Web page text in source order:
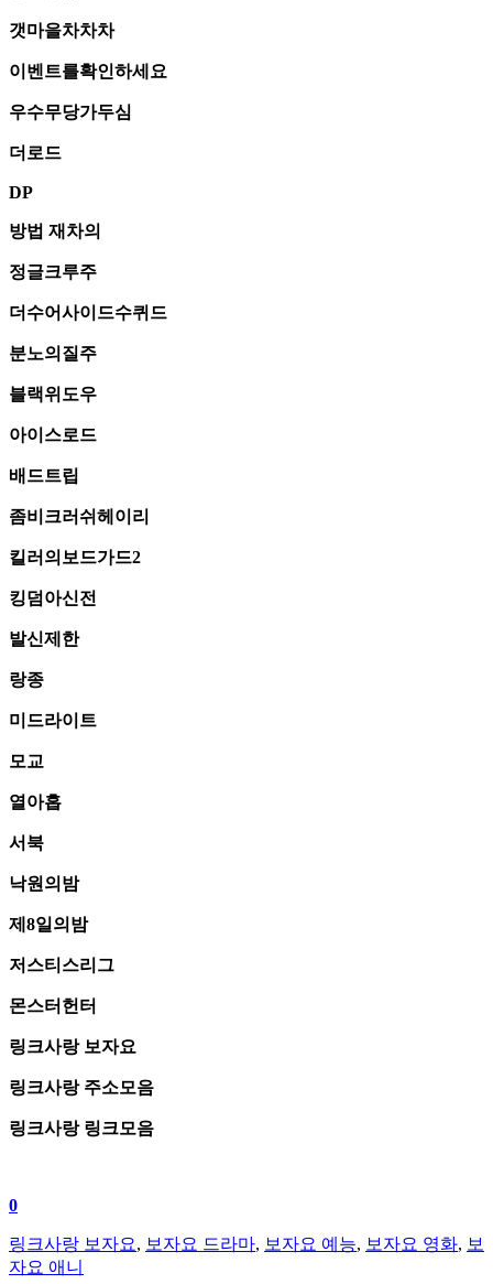
갯마을차차차
이벤트를확인하세요
우수무당가두심
더로드
DP
방법 재차의
정글크루주
더수어사이드수퀴드
분노의질주
블랙위도우
아이스로드
배드트립
좀비크러쉬헤이리
킬러의보드가드2
킹덤아신전
발신제한
랑종
미드라이트
모교
열아홉
서북
낙원의밤
제8일의밤
저스티스리그
몬스터헌터
링크사랑 보자요
링크사랑 주소모음
링크사랑 링크모음
0
링크사랑 보자요, 보자요 드라마, 보자요 예능, 보자요 영화, 보
자요 애니